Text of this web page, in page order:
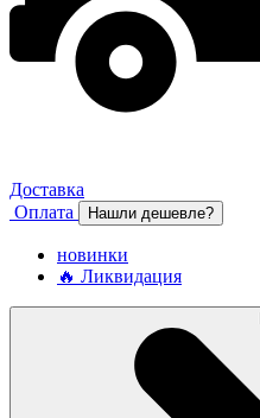
Доставка
Оплата
Нашли дешевле?
новинки
🔥 Ликвидация